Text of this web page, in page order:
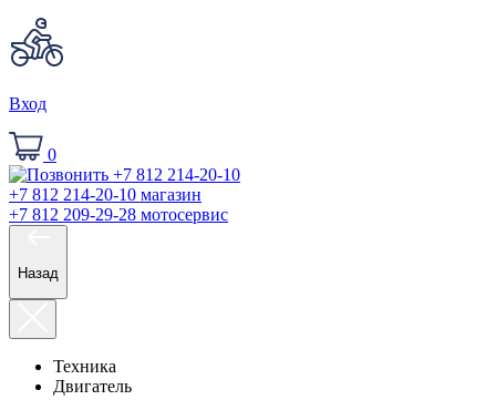
Вход
0
+7 812 214-20-10 магазин
+7 812 209-29-28 мотосервис
Назад
Техника
Двигатель